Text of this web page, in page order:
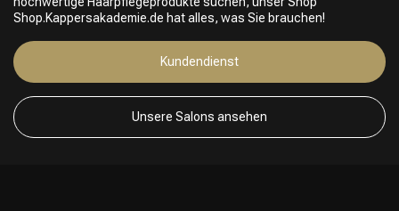
Friseurwahl
Shop.Kappersakademie.de hat alles, was Sie brauchen!
Kundendienst
Unsere Salons ansehen